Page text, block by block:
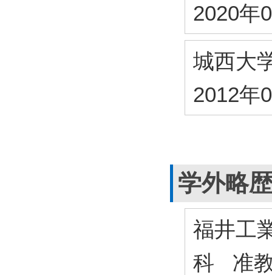
2020年
城西大
2012年
学外略歴
福井工
科 准